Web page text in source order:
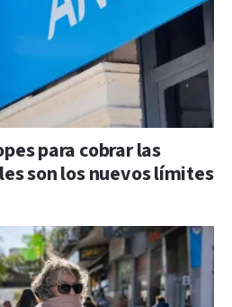
para cobrar las
son los nuevos límites